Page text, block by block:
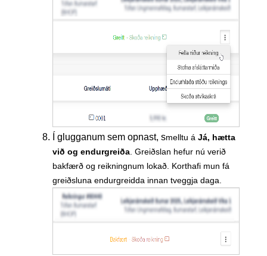
Í glugganum sem opnast, smelltu á Já, hætta
við og endurgreiða. Greiðslan hefur nú verið
bakfærð og reikningnum lokað. Korthafi mun fá
greiðsluna endurgreidda innan tveggja daga.